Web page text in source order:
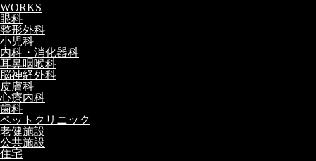
WORKS
眼科
整形外科
小児科
内科・消化器科
耳鼻咽喉科
脳神経外科
皮膚科
心療内科
歯科
ペットクリニック
老健施設
公共施設
住宅